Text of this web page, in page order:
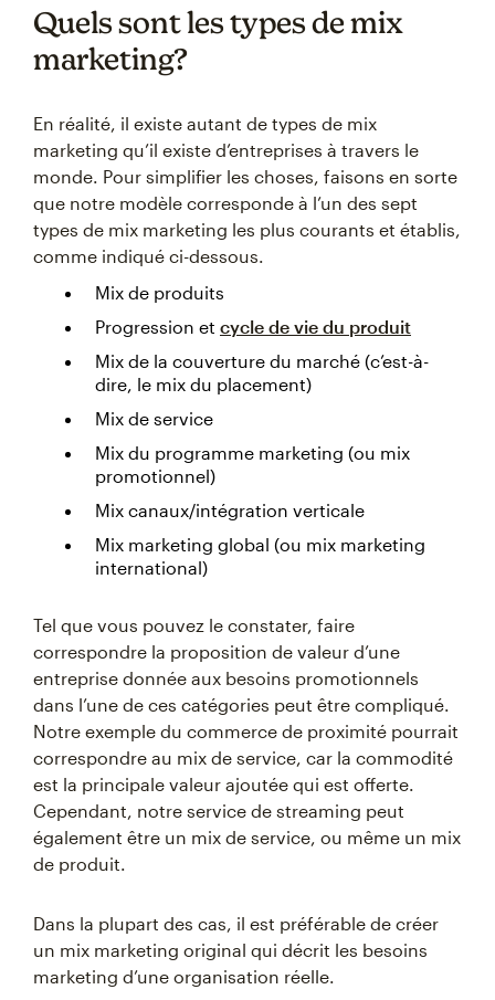
Quels sont les types de mix
marketing?
En réalité, il existe autant de types de mix
marketing qu’il existe d’entreprises à travers le
monde. Pour simplifier les choses, faisons en sorte
que notre modèle corresponde à l’un des sept
types de mix marketing les plus courants et établis,
comme indiqué ci-dessous.
Mix de produits
Progression et cycle de vie du produit
Mix de la couverture du marché (c’est-à-
dire, le mix du placement)
Mix de service
Mix du programme marketing (ou mix
promotionnel)
Mix canaux/intégration verticale
Mix marketing global (ou mix marketing
international)
Tel que vous pouvez le constater, faire
correspondre la proposition de valeur d’une
entreprise donnée aux besoins promotionnels
dans l’une de ces catégories peut être compliqué.
Notre exemple du commerce de proximité pourrait
correspondre au mix de service, car la commodité
est la principale valeur ajoutée qui est offerte.
Cependant, notre service de streaming peut
également être un mix de service, ou même un mix
de produit.
Dans la plupart des cas, il est préférable de créer
un mix marketing original qui décrit les besoins
marketing d’une organisation réelle.